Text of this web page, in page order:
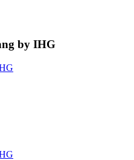
by IHG